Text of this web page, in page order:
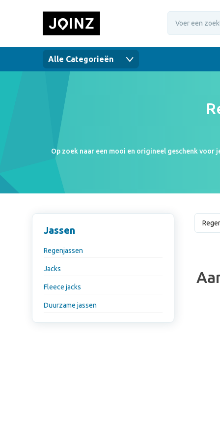
Alle Categorieën
Op zoek naar een mooi en origineel geschenk voor
Jassen
Regenjassen
Jacks
Fleece jacks
Duurzame jassen